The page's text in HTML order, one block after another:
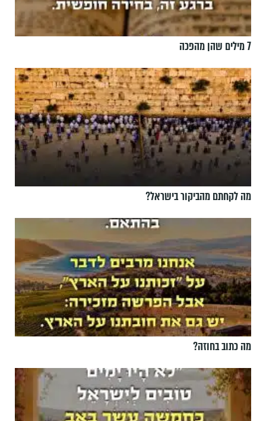
7 מילים שהן מהפכה
מה לקחתם מהביקור בישראל?
מה כתוב בחוזה?